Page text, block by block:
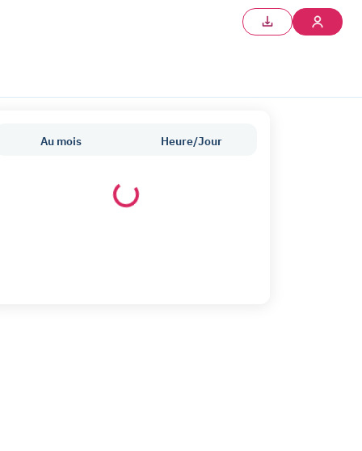
Au mois Heure/Jour